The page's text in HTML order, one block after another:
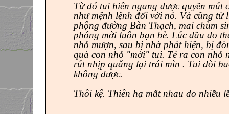
Từ đó tui hiên ngang được quyền mút
như mệnh lệnh đối với nó. Và cũng
phộng đường Bàn Thạch, mai chùm
phóng mời luôn bạn bè. Lúc đầu do
nhỏ mượn, sau bị nhà phát hiện, bị
quà con nhỏ "mời" tui. Té ra con nhỏ
rút nhịp quăng lại trái mìn . Tui đòi
không được.
Thôi kệ. Thiên hạ mất nhau do nhiều